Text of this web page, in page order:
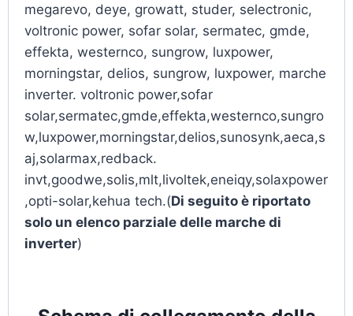
megarevo, deye, growatt, studer, selectronic,
voltronic power, sofar solar, sermatec, gmde,
effekta, westernco, sungrow, luxpower,
morningstar, delios, sungrow, luxpower, marche
inverter. voltronic power,sofar
solar,sermatec,gmde,effekta,westernco,sungro
w,luxpower,morningstar,delios,sunosynk,aeca,s
aj,solarmax,redback.
invt,goodwe,solis,mlt,livoltek,eneiqy,solaxpower
,opti-solar,kehua tech.(Di seguito è riportato
solo un elenco parziale delle marche di
inverter)